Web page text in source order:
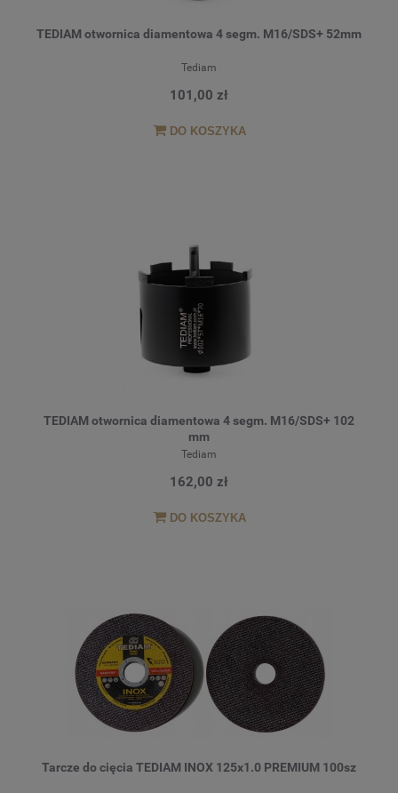
TEDIAM otwornica diamentowa 4 segm. M16/SDS+ 52mm
Tediam
101,00 zł
DO KOSZYKA
TEDIAM otwornica diamentowa 4 segm. M16/SDS+ 102
mm
Tediam
162,00 zł
DO KOSZYKA
Tarcze do cięcia TEDIAM INOX 125x1.0 PREMIUM 100sz